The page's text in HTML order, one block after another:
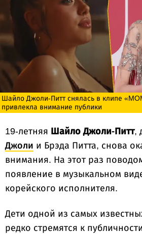
Шайло Джоли-Питт снялась в клипе
привлекла внимание публики
19-летняя Шайло Джоли-Питт,
Джоли и Брэда Питта, снова
внимания. На этот раз
появление в музыкальном
корейского исполнителя.
Дети одной из самых
редко стремятся к